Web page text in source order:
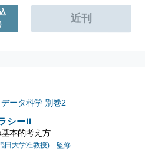
シーII
本的考え方
ータ科学 別巻2
田大学准教授) 監修